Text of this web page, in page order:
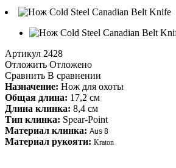
Артикул 2428
Отложить Отложено
Сравнить В сравнении
Назначение: Нож для охоты
Общая длина: 17,2 см
Длина клинка: 8,4 см
Тип клинка: Spear-Point
Материал клинка: Aus 8
Материал рукояти: Kraton